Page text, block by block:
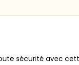
sécurité avec